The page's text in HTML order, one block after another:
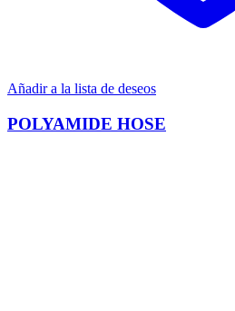
Añadir a la lista de deseos
POLYAMIDE HOSE